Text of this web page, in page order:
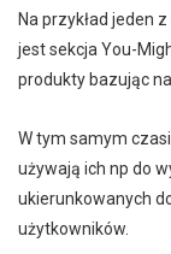
Na przykład jeden
jest sekcja You-
produkty bazując
W tym samym
używają ich np do
ukierunkowanych
użytkowników.